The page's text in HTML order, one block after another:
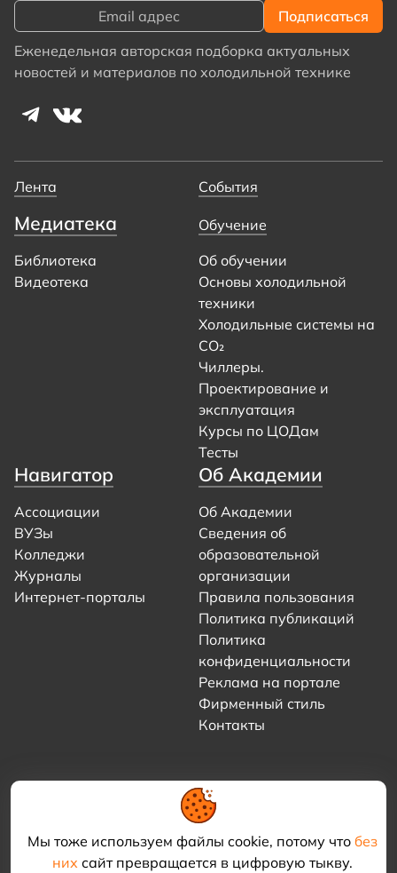
Мы тоже используем файлы cookie, потому что без
нихсайт превращается в цифровую тыкву.
Еженедельная авторская подборка актуальных
новостей и материалов по холодильной технике
Лента События
Медиатека
Библиотека
Видеотека
Обучение
Об обучении
Основы холодильной
техники
Холодильные системы на
CO₂
Чиллеры.
Проектирование и
эксплуатация
Курсы по ЦОДам
Тесты
Навигатор
Ассоциации
ВУЗы
Колледжи
Журналы
Интернет-порталы
Об Академии
Об Академии
Сведения об
образовательной
организации
Правила пользования
Политика публикаций
Политика
конфиденциальности
Реклама на портале
Фирменный стиль
Контакты